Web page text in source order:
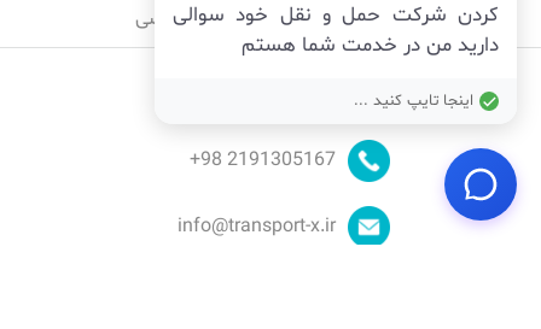
قوانین امنیت حریم خصوصی
2191305167
98+
info@transport-x.ir
کردن شرکت حمل و نقل خود سوالی
دارید من در خدمت شما هستم
اینجا تایپ کنید ...